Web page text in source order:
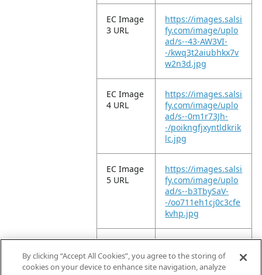
EC Image
3 URL
https://images.salsi
fy.com/image/uplo
ad/s--43-AW3VI-
-/kwq3t2aiubhkx7v
w2n3d.jpg
EC Image
4 URL
https://images.salsi
fy.com/image/uplo
ad/s--0m1r73Jh-
-/poikngfjxyntldkrik
lc.jpg
EC Image
5 URL
https://images.salsi
fy.com/image/uplo
ad/s--b3TbySaV-
-/oo711eh1cj0c3cfe
kvhp.jpg
EC Image
6 URL
https://images.salsi
fy.com/image/uplo
ad/s--xd7FJmw1-
By clicking “Accept All Cookies”, you agree to the storing of
cookies on your device to enhance site navigation, analyze